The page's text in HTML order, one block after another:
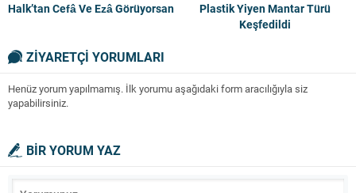
Halk’tan Cefâ Ve Ezâ Görüyorsan
Plastik Yiyen Mantar Türü
Keşfedildi
ZİYARETÇİ YORUMLARI
Henüz yorum yapılmamış. İlk yorumu aşağıdaki form aracılığıyla siz
yapabilirsiniz.
BİR YORUM YAZ